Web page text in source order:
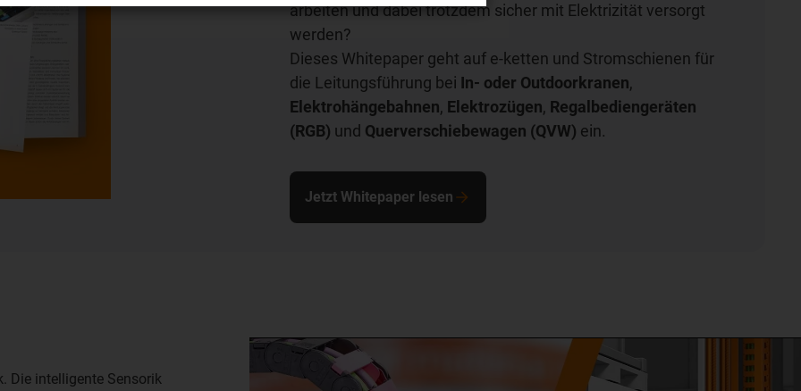
arbeiten und dabei trotzdem sicher mit Elektrizität versorgt
werden?
Dieses Whitepaper geht auf e-ketten und Stromschienen für
die Leitungsführung bei In- oder Outdoorkranen,
Elektrohängebahnen, Elektrozügen, Regalbediengeräten
(RGB) und Querverschiebewagen (QVW) ein.
Jetzt Whitepaper lesen
Die intelligente Sensorik